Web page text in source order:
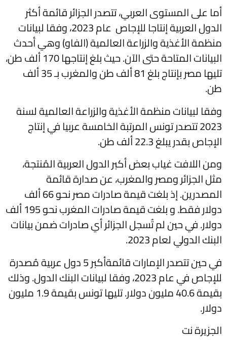
أما على المستوى العربي، تتصدر الجزائر قائمة أكثر
الدول العربية إنتاجا للإجاص عام 2023، وفقا لبيانات
منظمة الأغذية والزراعة العالمية (الفاو) وهي أحدث
البيانات المتاحة حتى الآن. حيث بلغ إنتاجها 170 ألف طن،
تليها مصر بإنتاج بلغ 81 ألف طن والمغرب بـ 35 ألف
طن.
وفقا لبيانات منظمة الأغذية والزراعة العالمية لسنة
2023 تتصدر تونس المرتبة الخامسة عربيا في إنتاج
الإجاص بقدر يبلغ 22.3 ألف طن.
ومن اللافت غياب بعض أكبر الدول العربية المُنتجة،
مثل الجزائر ومصر والمغرب، عن صدارة قائمة
المصدرين. إذ بلغت قيمة صادرات مصر نحو 66 ألف
دولار فقط. و بلغت قيمة صادرات المغرب نحو 195 ألف
دولار. في حين لم تُسجل الجزائر أي صادرات ضمن بيانات
البنك الدولي لعام 2023.
في حين تتصدر الإمارات قائمةأكبر 5 دول عربية مُصدرة
للإجاص في عام 2023، وفقا لبيانات البنك الدول. وذلك
بقيمة 40.6 مليون دولار. تليها تونس بقيمة 1.9 مليون
دولار.
الجزيرة نت